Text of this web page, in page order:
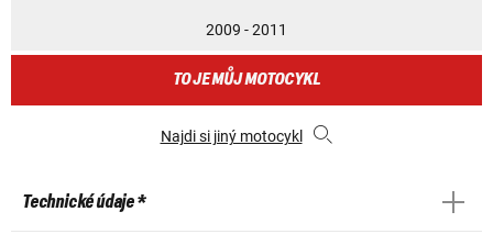
2009 - 2011
TO JE MŮJ MOTOCYKL
Najdi si jiný motocykl
Technické údaje *